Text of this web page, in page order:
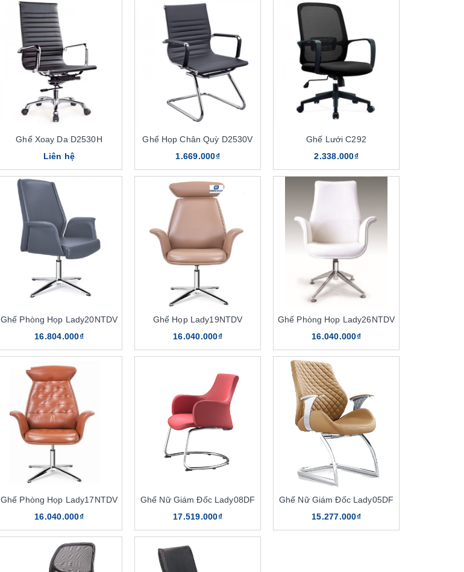
Ghế Xoay Da D2530H
Liên hệ
Ghế Họp Chân Quỳ D2530V
1.669.000₫
Ghế Lưới C292
2.338.000₫
Ghế Phòng Họp Lady20NTDV
16.804.000₫
Ghế Họp Lady19NTDV
16.040.000₫
Ghế Phòng Họp Lady26NTDV
16.040.000₫
Ghế Phòng Họp Lady17NTDV
16.040.000₫
Ghế Nữ Giám Đốc Lady08DF
17.519.000₫
Ghế Nữ Giám Đốc Lady05DF
15.277.000₫